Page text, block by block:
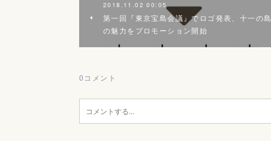
2018.11.02 00:05
第一回『東京宝島会議』でロゴ発表、十一の島
の魅力をプロモーション開始
0 コメント